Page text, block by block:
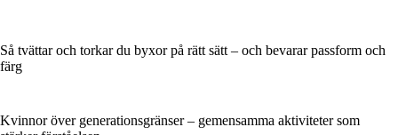
Så tvättar och torkar du byxor på rätt sätt – och bevarar passform och
färg
Kvinnor över generationsgränser – gemensamma aktiviteter som